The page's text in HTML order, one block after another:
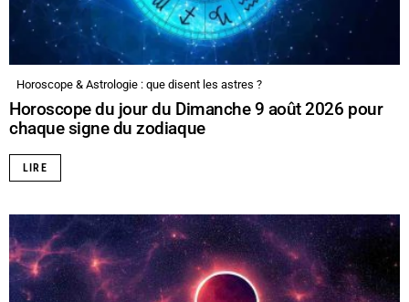
Horoscope & Astrologie : que disent les astres ?
Horoscope du jour du Dimanche 9 août 2026 pour
chaque signe du zodiaque
LIRE